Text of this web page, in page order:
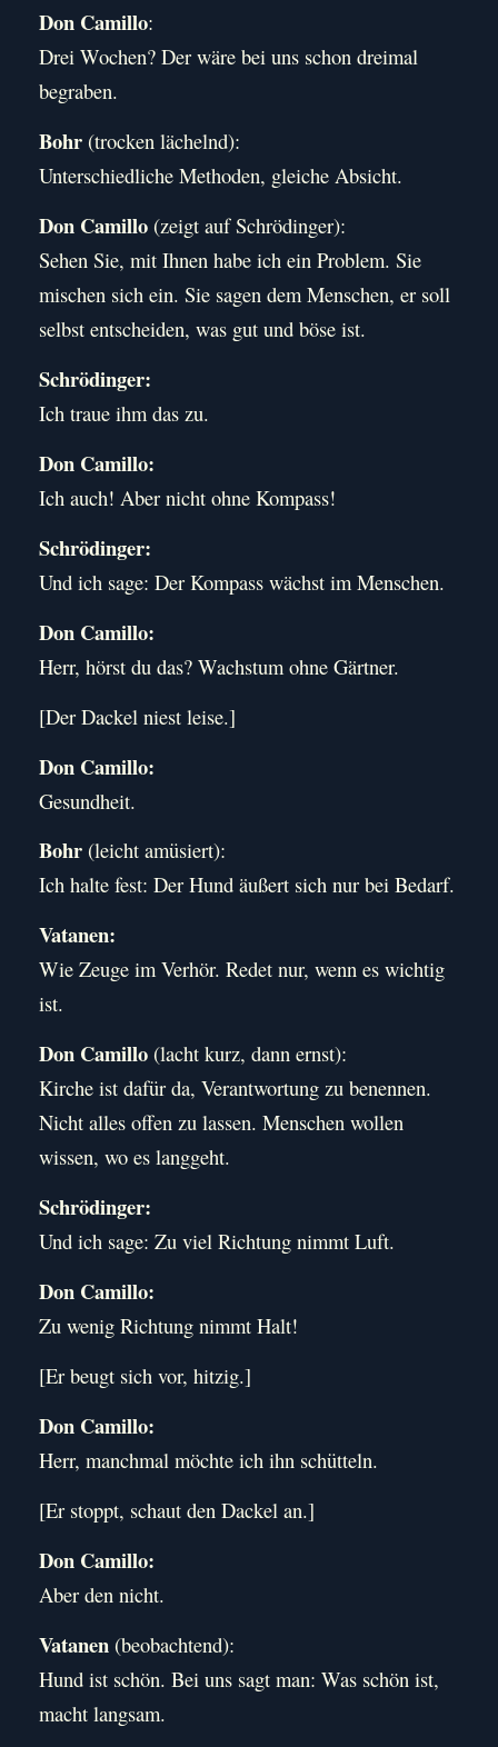
Don Camillo:
Drei Wochen? Der wäre bei uns schon dreimal
begraben.
Bohr (trocken lächelnd):
Unterschiedliche Methoden, gleiche Absicht.
Don Camillo (zeigt auf Schrödinger):
Sehen Sie, mit Ihnen habe ich ein Problem. Sie
mischen sich ein. Sie sagen dem Menschen, er soll
selbst entscheiden, was gut und böse ist.
Schrödinger:
Ich traue ihm das zu.
Don Camillo:
Ich auch! Aber nicht ohne Kompass!
Schrödinger:
Und ich sage: Der Kompass wächst im Menschen.
Don Camillo:
Herr, hörst du das? Wachstum ohne Gärtner.
[Der Dackel niest leise.]
Don Camillo:
Gesundheit.
Bohr (leicht amüsiert):
Ich halte fest: Der Hund äußert sich nur bei Bedarf.
Vatanen:
Wie Zeuge im Verhör. Redet nur, wenn es wichtig
ist.
Don Camillo (lacht kurz, dann ernst):
Kirche ist dafür da, Verantwortung zu benennen.
Nicht alles offen zu lassen. Menschen wollen
wissen, wo es langgeht.
Schrödinger:
Und ich sage: Zu viel Richtung nimmt Luft.
Don Camillo:
Zu wenig Richtung nimmt Halt!
[Er beugt sich vor, hitzig.]
Don Camillo:
Herr, manchmal möchte ich ihn schütteln.
[Er stoppt, schaut den Dackel an.]
Don Camillo:
Aber den nicht.
Vatanen (beobachtend):
Hund ist schön. Bei uns sagt man: Was schön ist,
macht langsam.